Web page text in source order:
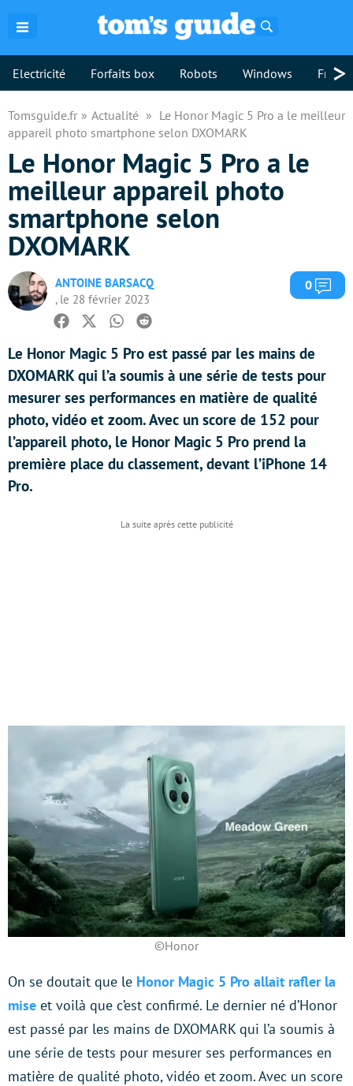
Electricité Forfaits box Robots Windows >
Tomsguide.fr Actualité
Le Honor Magic 5 Pro a le meilleur
appareil photo smartphone selon DXOMARK
Le Honor Magic 5 Pro a le
meilleur appareil photo
smartphone selon
DXOMARK
ANTOINE BARSACQ
, le 28 février 2023
0
Facebook
TwitterWhatsapp
Reddit
Le Honor Magic 5 Pro est passé par les mains de
DXOMARK qui l’a soumis à une série de tests pour
mesurer ses performances en matière de qualité
photo, vidéo et zoom. Avec un score de 152 pour
l’appareil photo, le Honor Magic 5 Pro prend la
première place du classement, devant l’iPhone 14
Pro.
©Honor
On se doutait que le Honor Magic 5 Pro allait rafler la
mise et voilà que c’est confirmé. Le dernier né d’Honor
est passé par les mains de DXOMARK qui l’a soumis à
une série de tests pour mesurer ses performances en
matière de qualité photo, vidéo et zoom. Avec un score